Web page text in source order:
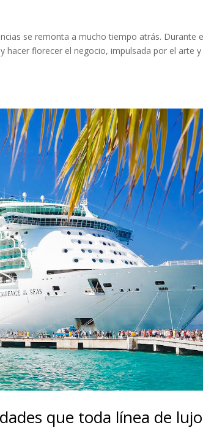
se remonta a mucho tiempo atrás. Durante
hacer florecer el negocio, impulsada por el arte
que toda línea de lujo